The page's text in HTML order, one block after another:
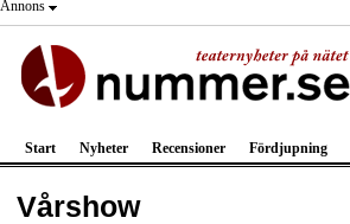
Annons
Start Nyheter Recensioner Fördjupning
Vårshow